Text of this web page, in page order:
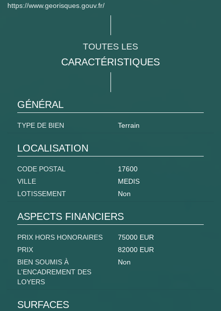
https://www.georisques.gouv.fr/
TOUTES LES
CARACTÉRISTIQUES
GÉNÉRAL
TYPE DE BIEN Terrain
LOCALISATION
CODE POSTAL
17600
VILLE
MEDIS
LOTISSEMENT
Non
ASPECTS FINANCIERS
PRIX HORS HONORAIRES
75000 EUR
PRIX
82000 EUR
BIEN SOUMIS À
L'ENCADREMENT DES
LOYERS
Non
SURFACES